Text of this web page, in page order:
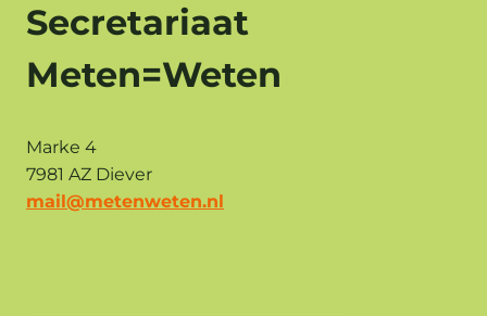
Secretariaat
Meten=Weten
Marke 4
7981 AZ Diever
mail@metenweten.nl